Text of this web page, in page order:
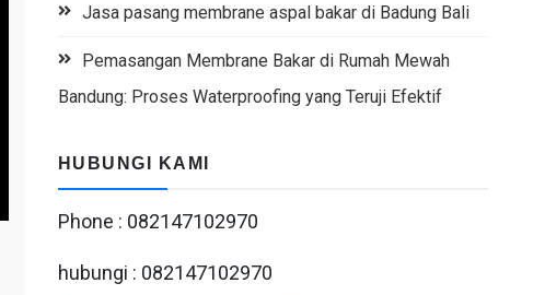
Jasa pasang membrane aspal bakar di Badung Bali
Pemasangan Membrane Bakar di Rumah Mewah
Bandung: Proses Waterproofing yang Teruji Efektif
HUBUNGI KAMI
Phone : 082147102970
hubungi : 082147102970